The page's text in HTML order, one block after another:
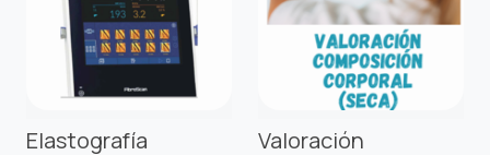
Elastografía
Valoración